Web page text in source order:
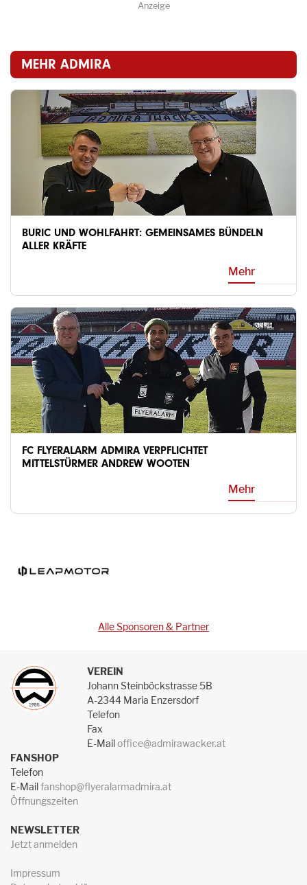
MEHR ADMIRA
BURIC UND WOHLFAHRT: GEMEINSAMES BÜNDELN
ALLER KRÄFTE
Mehr
FC FLYERALARM ADMIRA VERPFLICHTET
MITTELSTÜRMER ANDREW WOOTEN
Mehr
Anzeige
Alle Sponsoren & Partner
VEREIN
Johann Steinböckstrasse 5B
A-2344 Maria Enzersdorf
Telefon
Fax
E-Mailoffice@admirawacker.at
FANSHOP
Telefon
E-Mailfanshop@flyeralarmadmira.at
Öffnungszeiten
NEWSLETTER
Jetzt anmelden
Impressum